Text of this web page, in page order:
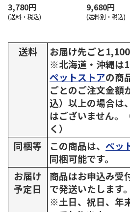
3,780円
(送料・税込)
9,680円
(送料別・税込)
送料
お届け先ごと1,100
※北海道・沖縄は
ペットストアの商
ごとのご注文金額
込）以上の場合は
はございません。
く）
同梱等
この商品は、 ペッ
同梱可能です。
お届け
予定日
商品はお申込み受
で発送いたします。
※土日、祝日、年